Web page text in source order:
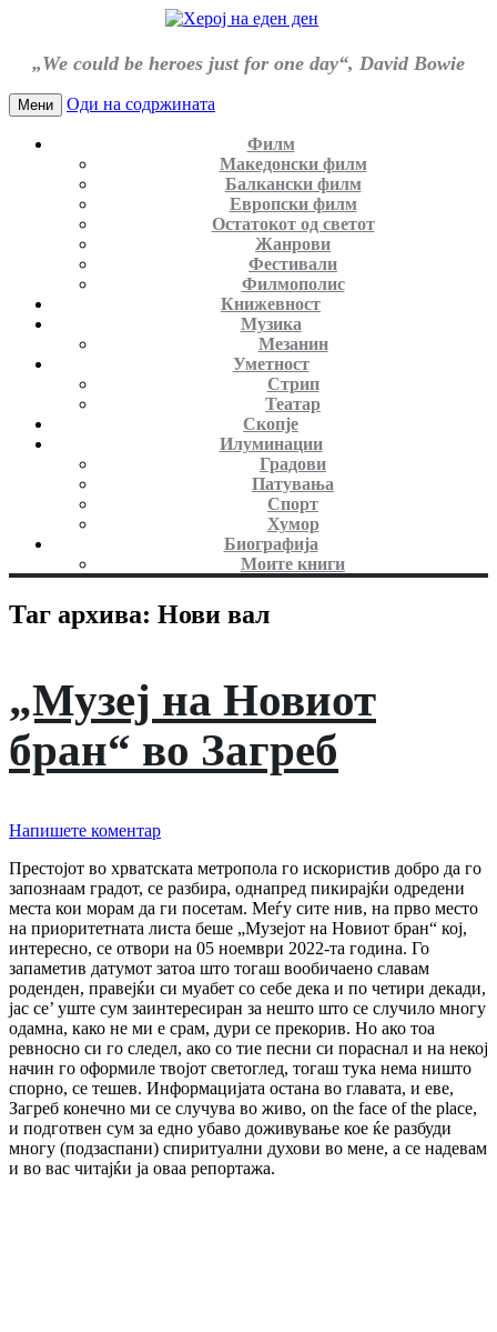
„We could be heroes just for one day“, David Bowie
Мени Оди на содржината
Филм
Македонски филм
Балкански филм
Европски филм
Остатокот од светот
Жанрови
Фестивали
Филмополис
Книжевност
Музика
Мезанин
Уметност
Стрип
Театар
Скопје
Илуминации
Градови
Патувања
Спорт
Хумор
Биографија
Моите книги
Таг архива: Нови вал
„Музеј на Новиот
бран“ во Загреб
Напишете коментар
Престојот во хрватската метропола го искористив добро да го
запознаам градот, се разбира, однапред пикирајќи одредени
места кои морам да ги посетам. Меѓу сите нив, на прво место
на приоритетната листа беше „Музејот на Новиот бран“ кој,
интересно, се отвори на 05 ноември 2022-та година. Го
запаметив датумот затоа што тогаш вообичаено славам
роденден, правејќи си муабет со себе дека и по четири декади,
јас се’ уште сум заинтересиран за нешто што се случило многу
одамна, како не ми е срам, дури се прекорив. Но ако тоа
ревносно си го следел, ако со тие песни си пораснал и на некој
начин го оформиле твојот светоглед, тогаш тука нема ништо
спорно, се тешев. Информацијата остана во главата, и еве,
Загреб конечно ми се случува во живо, on the face of the place,
и подготвен сум за едно убаво доживување кое ќе разбуди
многу (подзаспани) спиритуални духови во мене, а се надевам
и во вас читајќи ја оваа репортажа.